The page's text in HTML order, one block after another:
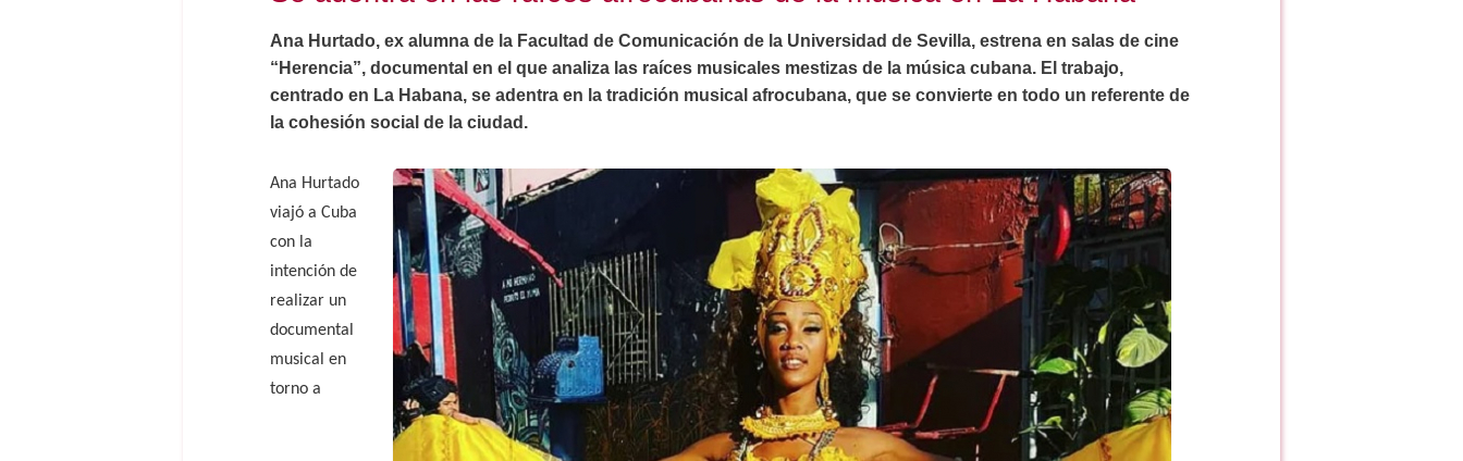
Ana Hurtado, ex alumna de la Facultad de Comunicación de la Universidad de Sevilla, estrena en salas de cine
“Herencia”, documental en el que analiza las raíces musicales mestizas de la música cubana. El trabajo,
centrado en La Habana, se adentra en la tradición musical afrocubana, que se convierte en todo un referente de
la cohesión social de la ciudad.
Ana Hurtado
viajó a Cuba
con la
intención de
realizar un
documental
musical en
torno a